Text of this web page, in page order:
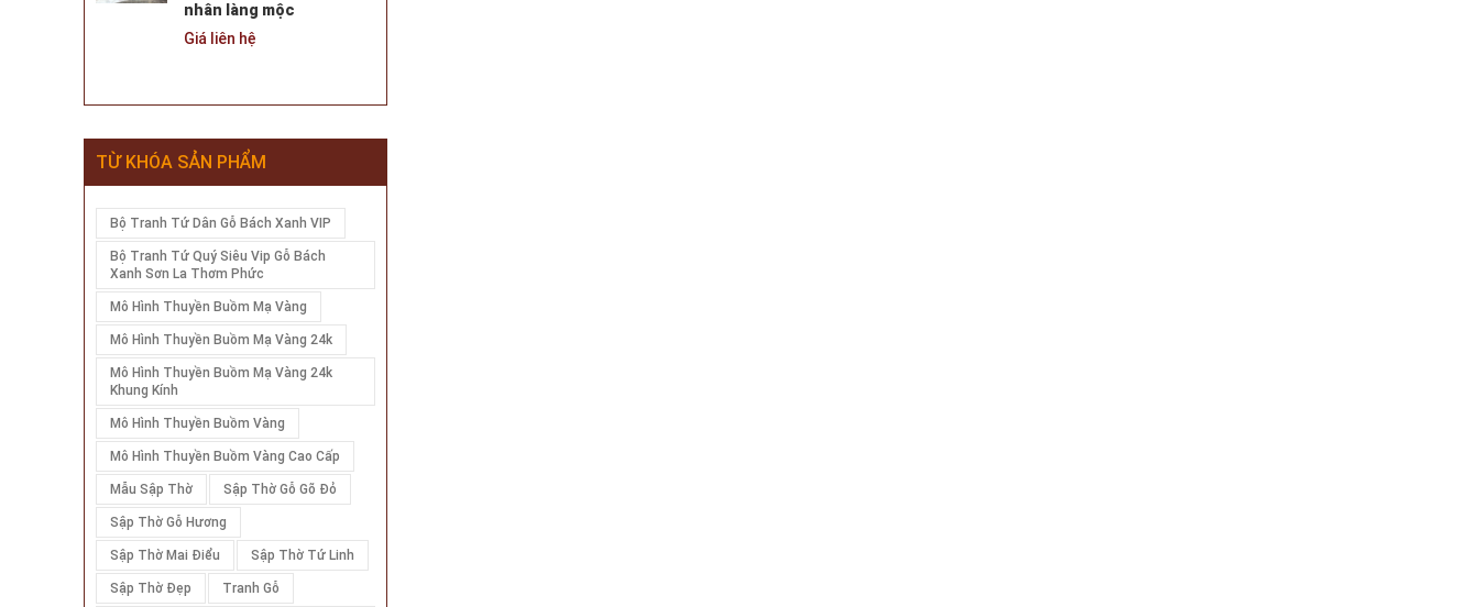
nhân làng mộc
Giá liên hệ
TỪ KHÓA SẢN PHẨM
Bộ Tranh Tứ Dân Gỗ Bách Xanh VIP
Bộ Tranh Tứ Quý Siêu Vip Gỗ Bách
Xanh Sơn La Thơm Phức
Mô Hình Thuyền Buồm Mạ Vàng
Mô Hình Thuyền Buồm Mạ Vàng 24k
Mô Hình Thuyền Buồm Mạ Vàng 24k
Khung Kính
Mô Hình Thuyền Buồm Vàng
Mô Hình Thuyền Buồm Vàng Cao Cấp
Mẫu Sập Thờ Sập Thờ Gỗ Gõ Đỏ
Sập Thờ Gỗ Hương
Sập Thờ Mai Điểu Sập Thờ Tứ Linh
Sập Thờ Đẹp Tranh Gỗ